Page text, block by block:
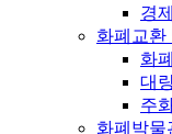
경
화폐교환
화
대
주
화폐박물